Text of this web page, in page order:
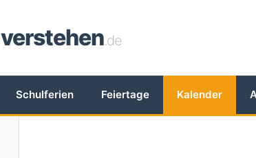
verstehen.de
Schulferien Feiertage Kalender